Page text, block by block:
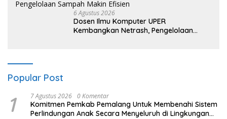
6 Agustus 2026
Dosen Ilmu Komputer UPER
Kembangkan Netrash, Pengelolaan
Popular Post
1 7 Agustus 2026 0 Komentar
Komitmen Pemkab Pemalang Untuk Membenahi Sistem
Perlindungan Anak Secara Menyeluruh di Lingkungan